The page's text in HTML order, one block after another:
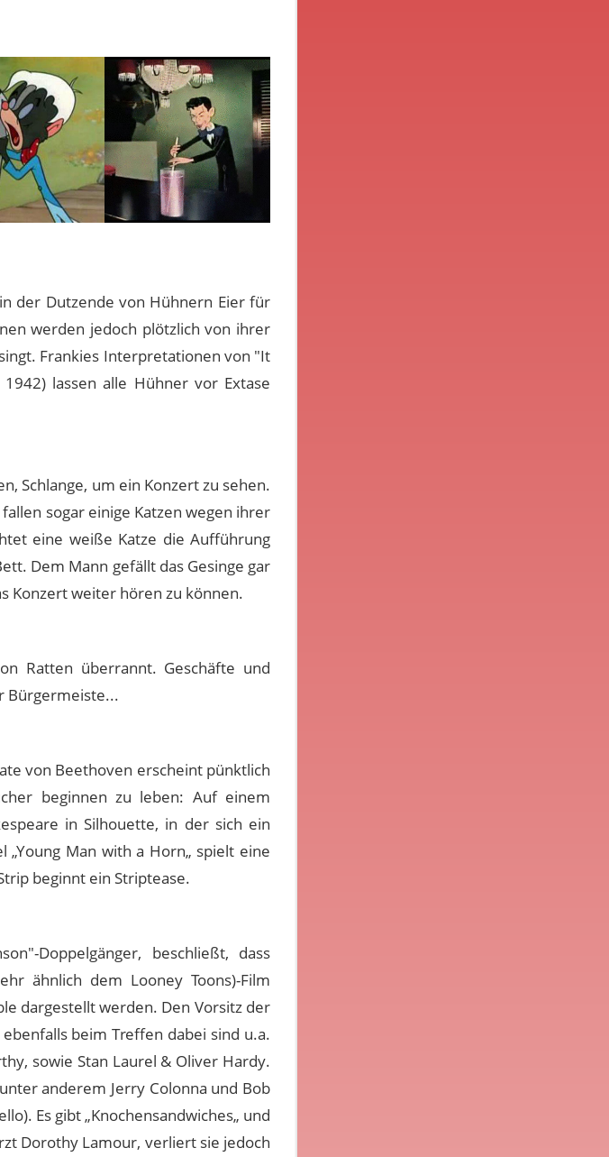
der Dutzende von Hühnern Eier für
werden jedoch plötzlich von ihrer
Frankies Interpretationen von "It
lassen alle Hühner vor Extase
Schlange, um ein Konzert zu sehen.
sogar einige Katzen wegen ihrer
eine weiße Katze die Aufführung
Dem Mann gefällt das Gesinge gar
Konzert weiter hören zu können.
Ratten überrannt. Geschäfte und
Bürgermeiste...
von Beethoven erscheint pünktlich
beginnen zu leben: Auf einem
in Silhouette, in der sich ein
Man with a Horn„ spielt eine
beginnt ein Striptease.
Doppelgänger, beschließt, dass
ähnlich dem Looney Toons)-Film
dargestellt werden. Den Vorsitz der
beim Treffen dabei sind u.a.
sowie Stan Laurel & Oliver Hardy.
anderem Jerry Colonna und Bob
Es gibt „Knochensandwiches„ und
Dorothy Lamour, verliert sie jedoch